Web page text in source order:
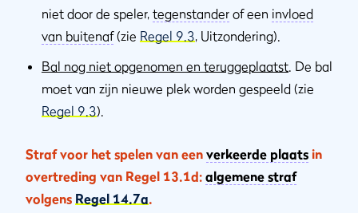
niet door de speler, tegenstander of een invloed
van buitenaf(zie Regel 9.3, Uitzondering).
Bal nog niet opgenomen en teruggeplaatst. De bal
moet van zijn nieuwe plek worden gespeeld (zie
Regel 9.3).
Straf voor het spelen van een verkeerde plaats in
overtreding van Regel 13.1d: algemene straf
volgens Regel 14.7a.